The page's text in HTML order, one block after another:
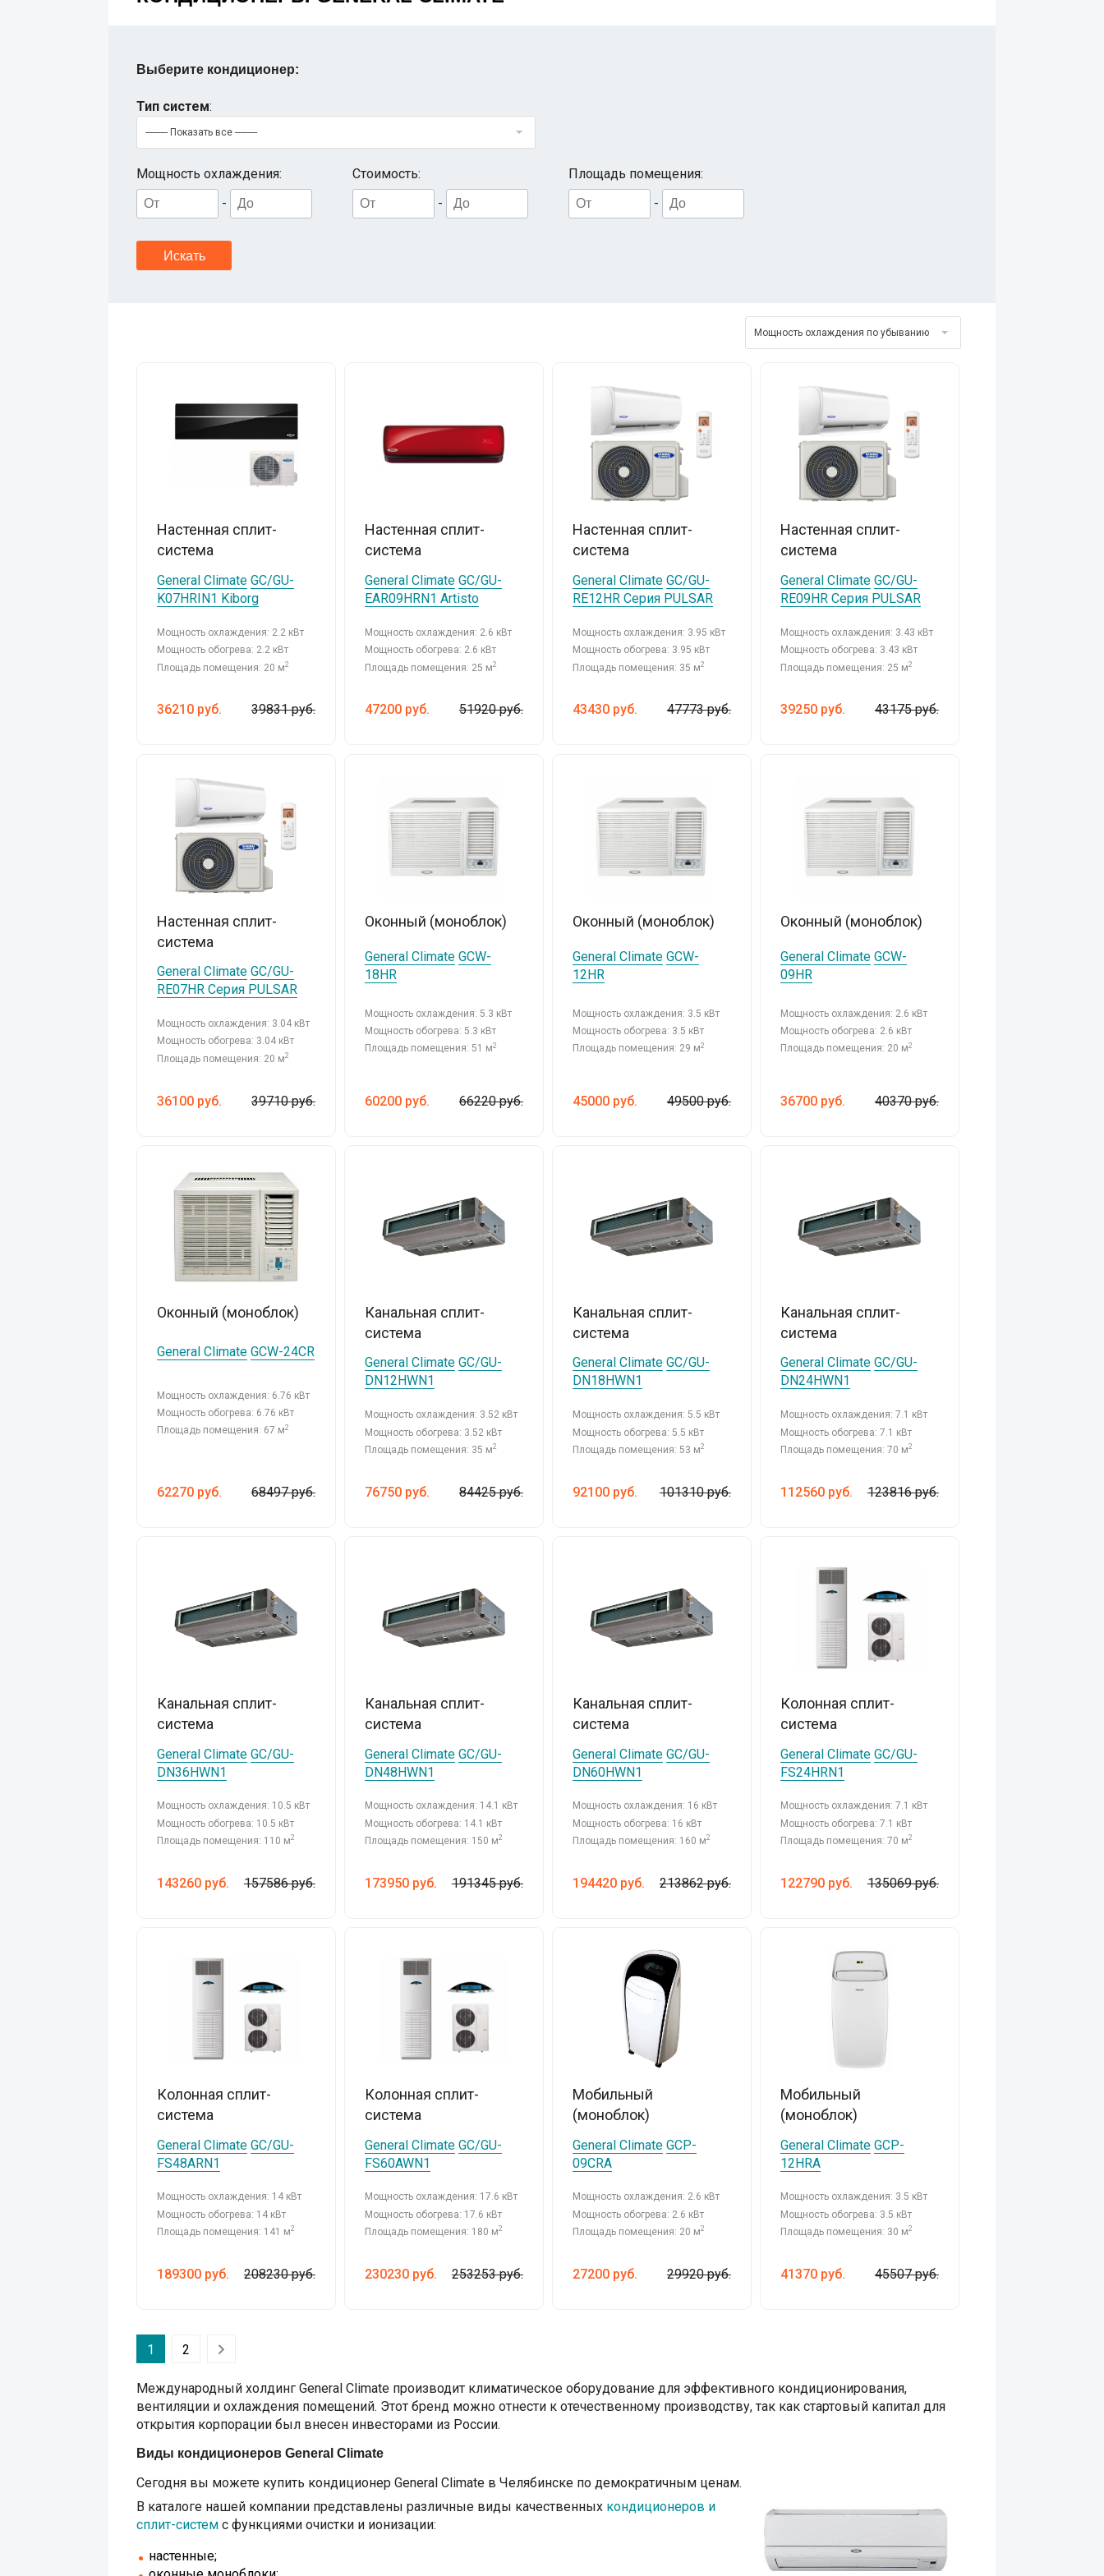
Выберите кондиционер:
Тип систем:
--------- Показать все ---------
Мощность охлаждения:
-
Стоимость:
-
Площадь помещения:
-
Мощность охлаждения по убыванию
Настенная сплит-
система
General Climate GC/GU-
K07HRIN1 Kiborg
Мощность охлаждения: 2.2 кВт
Мощность обогрева: 2.2 кВт
Площадь помещения: 20 м2
36210 руб. 39831 руб.
Настенная сплит-
система
General Climate GC/GU-
EAR09HRN1 Artisto
Мощность охлаждения: 2.6 кВт
Мощность обогрева: 2.6 кВт
Площадь помещения: 25 м2
47200руб. 51920 руб.
Настенная сплит-
система
General Climate GC/GU-
RE12HR Серия PULSAR
Мощность охлаждения: 3.95 кВт
Мощность обогрева: 3.95 кВт
Площадь помещения: 35 м2
43430руб. 47773 руб.
Настенная сплит-
система
General Climate GC/GU-
RE09HR Серия PULSAR
Мощность охлаждения: 3.43 кВт
Мощность обогрева: 3.43 кВт
Площадь помещения: 25 м2
39250руб. 43175 руб.
Настенная сплит-
система
General Climate GC/GU-
RE07HR Серия PULSAR
Мощность охлаждения: 3.04 кВт
Мощность обогрева: 3.04 кВт
Площадь помещения: 20 м2
36100 руб. 39710 руб.
Оконный (моноблок)
General Climate GCW-
18HR
Мощность охлаждения: 5.3 кВт
Мощность обогрева: 5.3 кВт
Площадь помещения: 51 м2
60200руб. 66220 руб.
Оконный (моноблок)
General Climate GCW-
12HR
Мощность охлаждения: 3.5 кВт
Мощность обогрева: 3.5 кВт
Площадь помещения: 29 м2
45000руб. 49500 руб.
Оконный (моноблок)
General Climate GCW-
09HR
Мощность охлаждения: 2.6 кВт
Мощность обогрева: 2.6 кВт
Площадь помещения: 20 м2
36700руб. 40370 руб.
Оконный (моноблок)
General Climate GCW-24CR
Мощность охлаждения: 6.76 кВт
Мощность обогрева: 6.76 кВт
Площадь помещения: 67 м2
62270 руб. 68497 руб.
Канальная сплит-
система
General Climate GC/GU-
DN12HWN1
Мощность охлаждения: 3.52 кВт
Мощность обогрева: 3.52 кВт
Площадь помещения: 35 м2
76750руб. 84425 руб.
Канальная сплит-
система
General Climate GC/GU-
DN18HWN1
Мощность охлаждения: 5.5 кВт
Мощность обогрева: 5.5 кВт
Площадь помещения: 53 м2
92100руб. 101310 руб.
Канальная сплит-
система
General Climate GC/GU-
DN24HWN1
Мощность охлаждения: 7.1 кВт
Мощность обогрева: 7.1 кВт
Площадь помещения: 70 м2
112560руб. 123816 руб.
Канальная сплит-
система
General Climate GC/GU-
DN36HWN1
Мощность охлаждения: 10.5 кВт
Мощность обогрева: 10.5 кВт
Площадь помещения: 110 м2
143260 руб. 157586 руб.
Канальная сплит-
система
General Climate GC/GU-
DN48HWN1
Мощность охлаждения: 14.1 кВт
Мощность обогрева: 14.1 кВт
Площадь помещения: 150 м2
173950руб. 191345 руб.
Канальная сплит-
система
General Climate GC/GU-
DN60HWN1
Мощность охлаждения: 16 кВт
Мощность обогрева: 16 кВт
Площадь помещения: 160 м2
194420руб. 213862 руб.
Колонная сплит-
система
General Climate GC/GU-
FS24HRN1
Мощность охлаждения: 7.1 кВт
Мощность обогрева: 7.1 кВт
Площадь помещения: 70 м2
122790руб. 135069 руб.
Колонная сплит-
система
General Climate GC/GU-
FS48ARN1
Мощность охлаждения: 14 кВт
Мощность обогрева: 14 кВт
Площадь помещения: 141 м2
189300 руб. 208230 руб.
Колонная сплит-
система
General Climate GC/GU-
FS60AWN1
Мощность охлаждения: 17.6 кВт
Мощность обогрева: 17.6 кВт
Площадь помещения: 180 м2
230230руб. 253253 руб.
Мобильный
(моноблок)
General Climate GCP-
09CRA
Мощность охлаждения: 2.6 кВт
Мощность обогрева: 2.6 кВт
Площадь помещения: 20 м2
27200руб. 29920 руб.
Мобильный
(моноблок)
General Climate GCP-
12HRA
Мощность охлаждения: 3.5 кВт
Мощность обогрева: 3.5 кВт
Площадь помещения: 30 м2
41370руб. 45507 руб.
1 2
Международный холдинг General Climate производит климатическое оборудование для эффективного кондиционирования,
вентиляции и охлаждения помещений. Этот бренд можно отнести к отечественному производству, так как стартовый капитал для
открытия корпорации был внесен инвесторами из России.
Виды кондиционеров General Climate
Сегодня вы можете купить кондиционер General Climate в Челябинске по демократичным ценам.
В каталоге нашей компании представлены различные виды качественных кондиционеров и
сплит-систем с функциями очистки и ионизации:
настенные;